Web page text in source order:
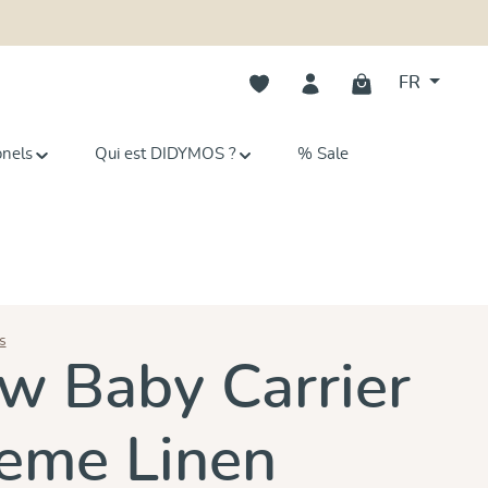
Vous avez 0 articles dans votre
FR
Qui est DIDYMOS ? % Sale
Baby Carrier
Linen